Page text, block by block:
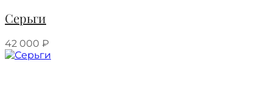
Серьги
42 000 ₽